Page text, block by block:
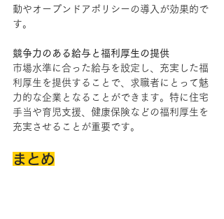
動やオープンドアポリシーの導入が効果的で
す。
競争力のある給与と福利厚生の提供
市場水準に合った給与を設定し、充実した福
利厚生を提供することで、求職者にとって魅
力的な企業となることができます。特に住宅
手当や育児支援、健康保険などの福利厚生を
充実させることが重要です。
まとめ